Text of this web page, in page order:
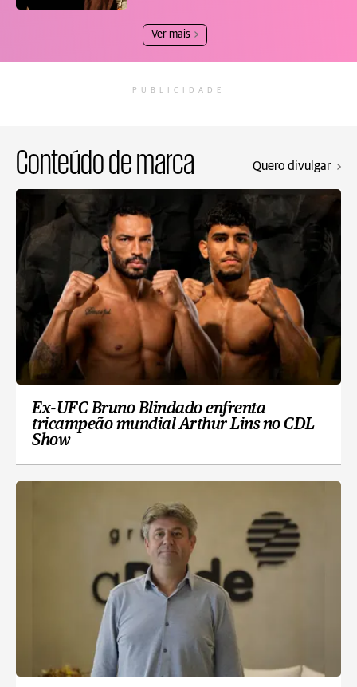
Ver mais
PUBLICIDADE
Conteúdo de marca Quero divulgar
Ex-UFC Bruno Blindado enfrenta
tricampeão mundial Arthur Lins no CDL
Show